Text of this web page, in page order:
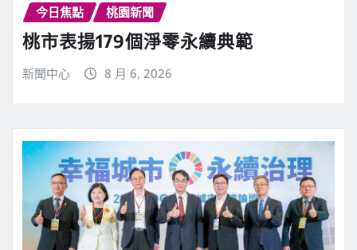
今日焦點 桃園新聞
桃市表揚179個淨零永續典範
新聞中心 8 月 6, 2026